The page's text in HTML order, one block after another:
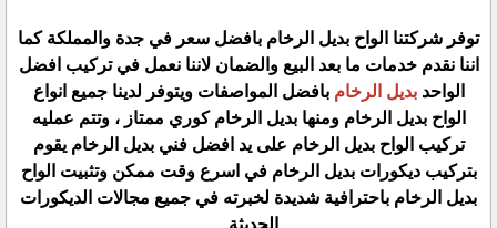
توفر شركتنا الواح بديل الرخام بافضل سعر في جدة والمملكة كما
اننا نقدم خدمات ما بعد البيع والضمان لاننا نعمل في تركيب افضل
الواحد بديل الرخامبافضل المواصفات ويتوفر لدينا جميع انواع
الواح بديل الرخام ومنها بديل الرخام كوري ممتاز ، وتتم عمليه
تركيب الواح بديل الرخام على يد افضل فني بديل الرخام يقوم
بتركيب ديكورات بديل الرخام في اسرع وقت ممكن وتثبيت الواح
بديل الرخام باحترافية شديدة لخبرته في جميع مجالات الديكورات
الحديثة .